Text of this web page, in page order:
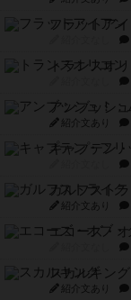
フラットア
トランスオ
アンブッシ
紹介文あり
キャプテン
ガルフストラ
紹介文あり
エコーズ・
スカルキング
紹介文あり